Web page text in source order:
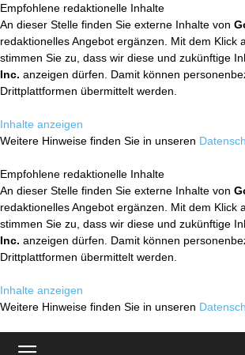
Empfohlene redaktionelle Inhalte
An dieser Stelle finden Sie externe Inhalte von
redaktionelles Angebot ergänzen. Mit dem Klick
stimmen Sie zu, dass wir diese und zukünftige
Inc. anzeigen dürfen. Damit können
Drittplattformen übermittelt werden.
Inhalte anzeigen
Weitere Hinweise finden Sie in unseren
Empfohlene redaktionelle Inhalte
An dieser Stelle finden Sie externe Inhalte von
redaktionelles Angebot ergänzen. Mit dem Klick
stimmen Sie zu, dass wir diese und zukünftige
Inc. anzeigen dürfen. Damit können
Drittplattformen übermittelt werden.
Inhalte anzeigen
Weitere Hinweise finden Sie in unseren